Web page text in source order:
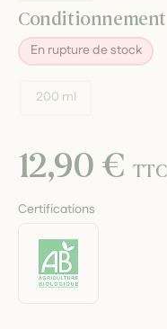
Conditionnement
En rupture de stock
200 ml
12,90 €TTC
Certifications